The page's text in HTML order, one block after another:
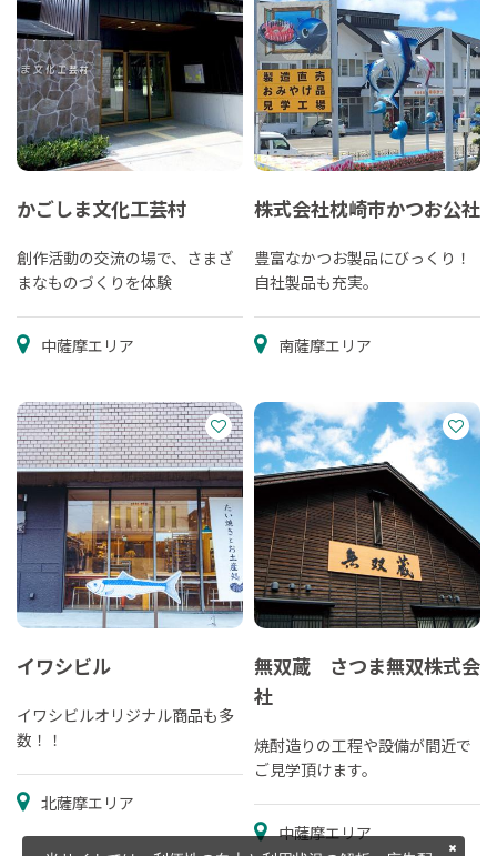
かごしま文化工芸村
創作活動の交流の場で、さまざ
まなものづくりを体験
中薩摩エリア
株式会社枕崎市かつお公社
豊富なかつお製品にびっくり！
自社製品も充実。
南薩摩エリア
イワシビル
イワシビルオリジナル商品も多
数！！
北薩摩エリア
無双蔵 さつま無双株式会
社
焼酎造りの工程や設備が間近で
ご見学頂けます。
中薩摩エリア